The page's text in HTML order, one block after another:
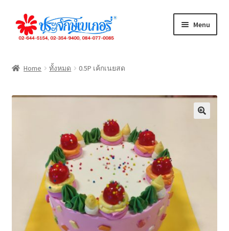
Skip
to
Skip
to
Menu
จัดเลี้ยง
Home ทั้งหมด 0.5P เค้กเนยสด